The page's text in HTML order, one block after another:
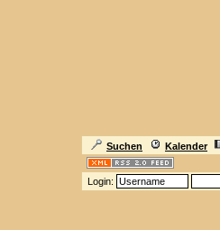
Suchen Kalender
Login: